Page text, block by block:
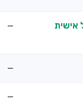
אישית
—
—
—